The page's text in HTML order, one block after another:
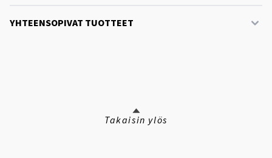
YHTEENSOPIVAT TUOTTEET
Takaisin ylös